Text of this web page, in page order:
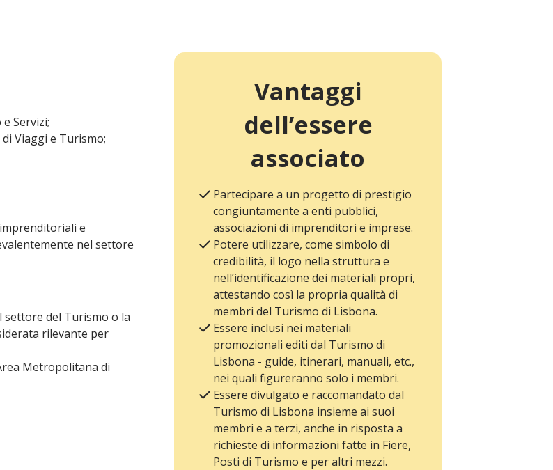
Servizi;
Viaggi e Turismo;
e
nel settore
settore del Turismo o la
rilevante per
Metropolitana di
Vantaggi
dell’essere
associato
Partecipare a un progetto di prestigio
congiuntamente a enti pubblici,
associazioni di imprenditori e imprese.
Potere utilizzare, come simbolo di
credibilità, il logo nella struttura e
nell’identificazione dei materiali propri,
attestando così la propria qualità di
membri del Turismo di Lisbona.
Essere inclusi nei materiali
promozionali editi dal Turismo di
Lisbona - guide, itinerari, manuali, etc.,
nei quali figureranno solo i membri.
Essere divulgato e raccomandato dal
Turismo di Lisbona insieme ai suoi
membri e a terzi, anche in risposta a
richieste di informazioni fatte in Fiere,
Posti di Turismo e per altri mezzi.